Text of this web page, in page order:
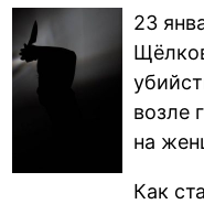
23
возле
на
Как